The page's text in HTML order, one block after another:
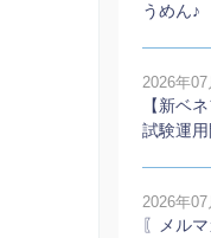
うめん♪
2026年07
【新ベ
試験運
2026年07
〖メル